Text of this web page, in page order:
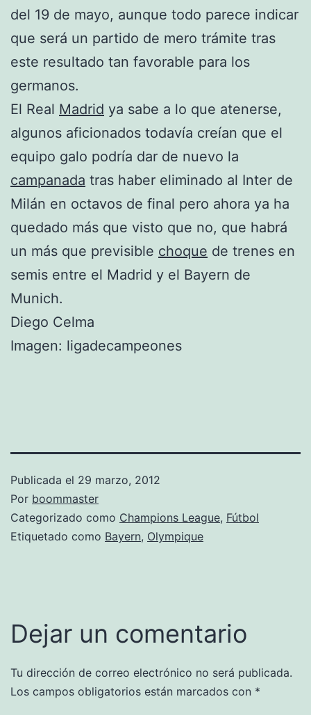
del 19 de mayo, aunque todo parece indicar
que será un partido de mero trámite tras
este resultado tan favorable para los
germanos.
El Real Madrid ya sabe a lo que atenerse,
algunos aficionados todavía creían que el
equipo galo podría dar de nuevo la
campanada tras haber eliminado al Inter de
Milán en octavos de final pero ahora ya ha
quedado más que visto que no, que habrá
un más que previsible choque de trenes en
semis entre el Madrid y el Bayern de
Munich.
Diego Celma
Imagen: ligadecampeones
Publicada el 29 marzo, 2012
Por boommaster
Categorizado como Champions League, Fútbol
Etiquetado como Bayern, Olympique
Dejar un comentario
Tu dirección de correo electrónico no será publicada.
Los campos obligatorios están marcados con *